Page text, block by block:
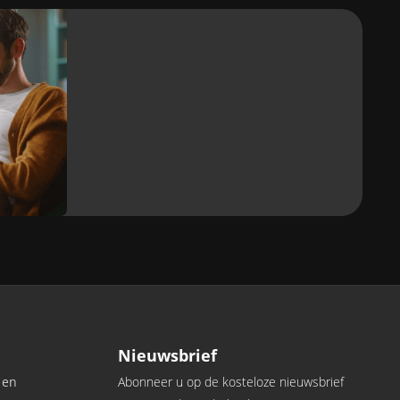
10 jaar
Nieuwsbrief
Abonneer u op de kosteloze nieuwsbrief